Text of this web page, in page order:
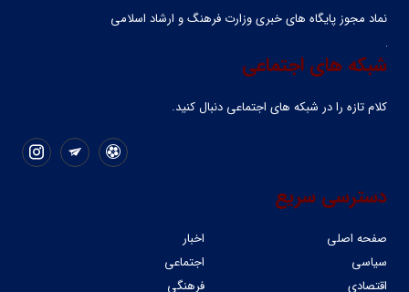
نماد مجوز پایگاه های خبری وزارت فرهنگ و ارشاد اسلامی
شبکه های اجتماعی
کلام تازه را در شبکه ‌های اجتماعی دنبال کنید.
دسترسی سریع
صفحه اصلی
اخبار
سیاسی
اجتماعی
اقتصادی
فرهنگی